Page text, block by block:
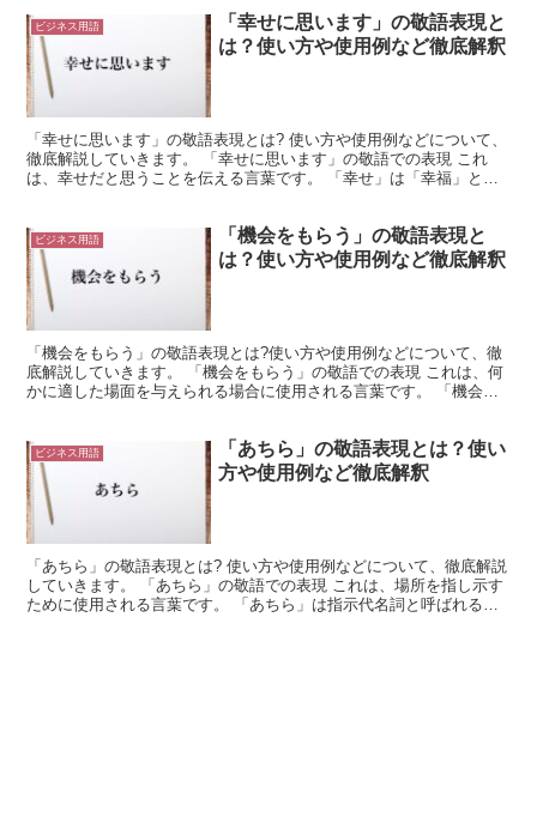
ビジネス用語
「幸せに思います」の敬語表現と
は？使い方や使用例など徹底解釈
「幸せに思います」の敬語表現とは? 使い方や使用例などについて、
徹底解説していきます。 「幸せに思います」の敬語での表現 これ
は、幸せだと思うことを伝える言葉です。 「幸せ」は「幸福」と同
ビジネス用語
「機会をもらう」の敬語表現と
は？使い方や使用例など徹底解釈
「機会をもらう」の敬語表現とは?使い方や使用例などについて、徹
底解説していきます。 「機会をもらう」の敬語での表現 これは、何
かに適した場面を与えられる場合に使用される言葉です。 「機会」
ビジネス用語
「あちら」の敬語表現とは？使い
方や使用例など徹底解釈
「あちら」の敬語表現とは? 使い方や使用例などについて、徹底解説
していきます。 「あちら」の敬語での表現 これは、場所を指し示す
ために使用される言葉です。 「あちら」は指示代名詞と呼ばれるも